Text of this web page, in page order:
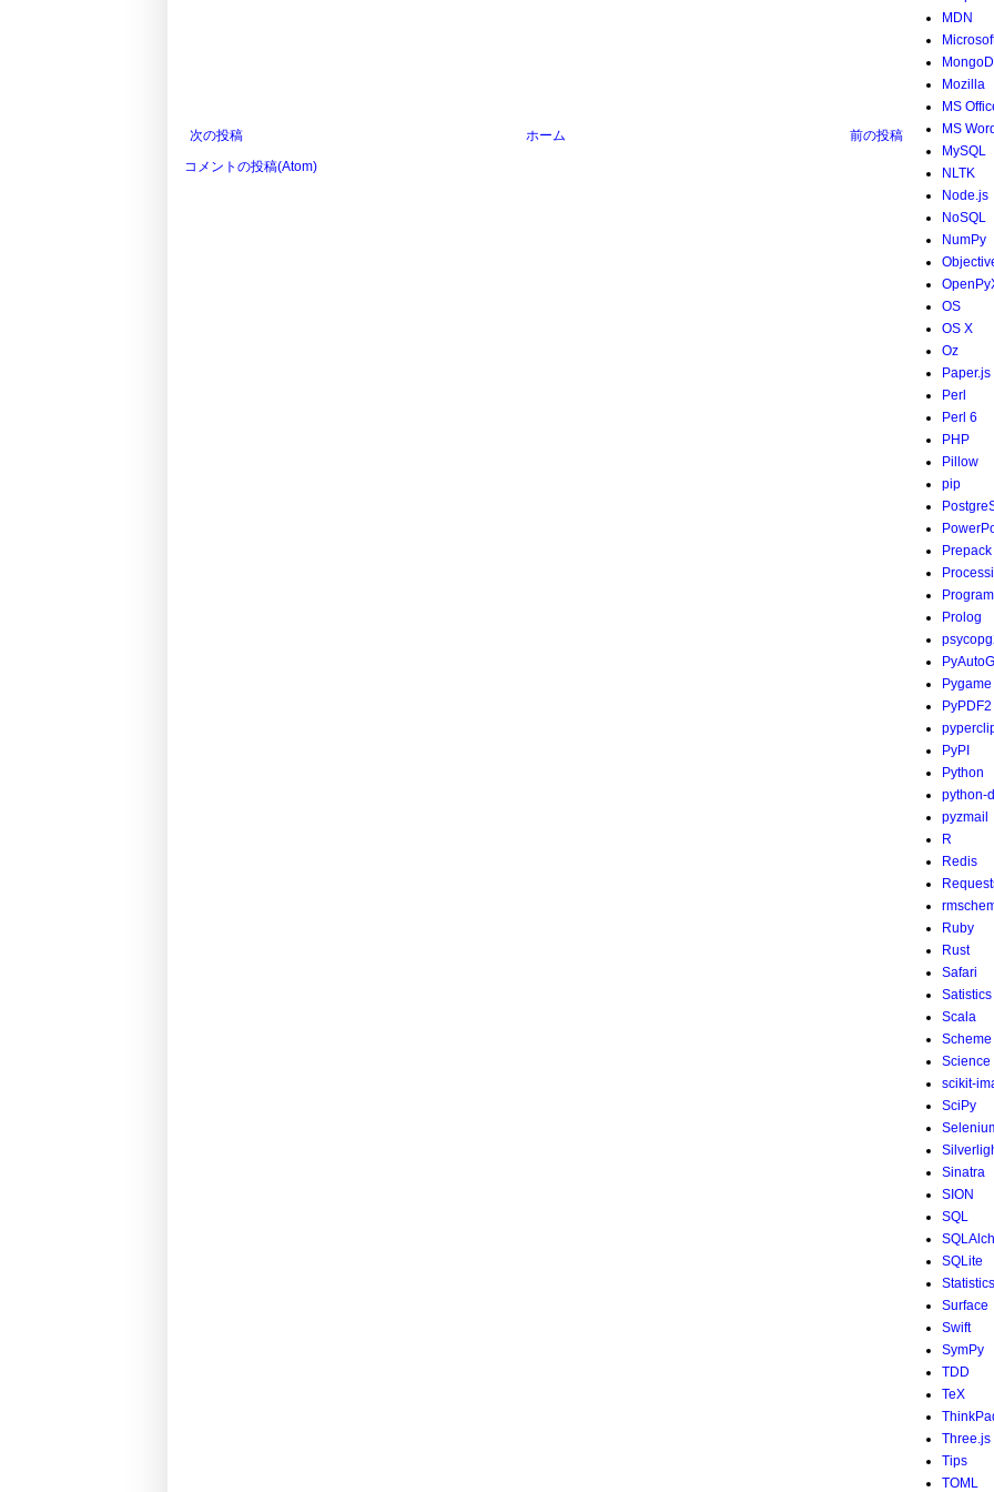
次の投稿 前の投稿
ホーム
コメントの投稿(Atom)
MDN
Mozilla
MS
MS Word
MySQL
NLTK
Node.js
NoSQL
NumPy
OS
OS X
Oz
Paper.js
Perl
Perl 6
PHP
Pillow
pip
Prepack
Prolog
Pygame
PyPDF2
PyPI
Python
python-
pyzmail
R
Redis
Ruby
Rust
Safari
Satistics
Scala
Scheme
Science
scikit-
SciPy
Sinatra
SION
SQL
SQLite
Statistics
Surface
Swift
SymPy
TDD
TeX
Three.js
Tips
TOML